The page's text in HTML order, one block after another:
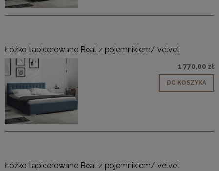
Łóżko tapicerowane Real z pojemnikiem/ velvet
1 770,00 zł
DO KOSZYKA
Łóżko tapicerowane Real z pojemnikiem/ velvet